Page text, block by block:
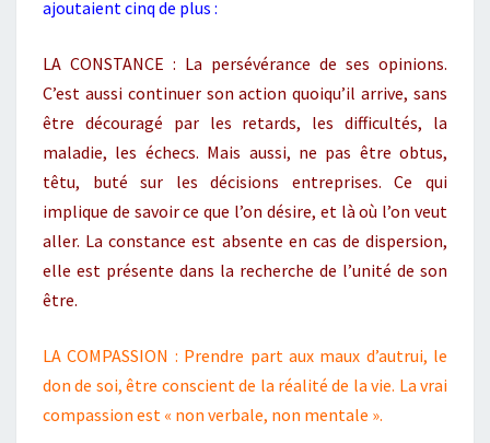
ajoutaient cinq de plus :
LA CONSTANCE : La persévérance de ses opinions.
C’est aussi continuer son action quoiqu’il arrive, sans
être découragé par les retards, les difficultés, la
maladie, les échecs. Mais aussi, ne pas être obtus,
têtu, buté sur les décisions entreprises. Ce qui
implique de savoir ce que l’on désire, et là où l’on veut
aller. La constance est absente en cas de dispersion,
elle est présente dans la recherche de l’unité de son
être.
LA COMPASSION : Prendre part aux maux d’autrui, le
don de soi, être conscient de la réalité de la vie. La vrai
compassion est « non verbale, non mentale ».